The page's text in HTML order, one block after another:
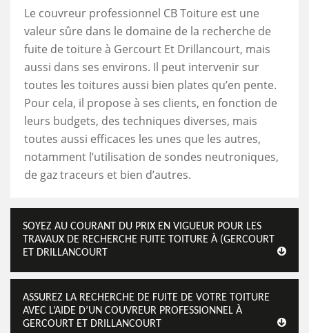
Le couvreur professionnel CB Toiture est une
valeur sûre dans le domaine de la recherche de
fuite de toiture à Gercourt Et Drillancourt, mais
aussi dans ses environs. Il peut intervenir sur
toutes les toitures aussi bien plates qu’en pente.
Pour cela, il propose à ses clients, en fonction de
leurs budgets, des techniques diverses, mais
toutes aussi efficaces les unes que les autres,
notamment l’utilisation de sondes neutroniques,
de gaz traceurs et bien d’autres.
SOYEZ AU COURANT DU PRIX EN VIGUEUR POUR LES
TRAVAUX DE RECHERCHE FUITE TOITURE À (GERCOURT
ET DRILLANCOURT
ASSUREZ LA RECHERCHE DE FUITE DE VOTRE TOITURE
AVEC L’AIDE D’UN COUVREUR PROFESSIONNEL À
GERCOURT ET DRILLANCOURT